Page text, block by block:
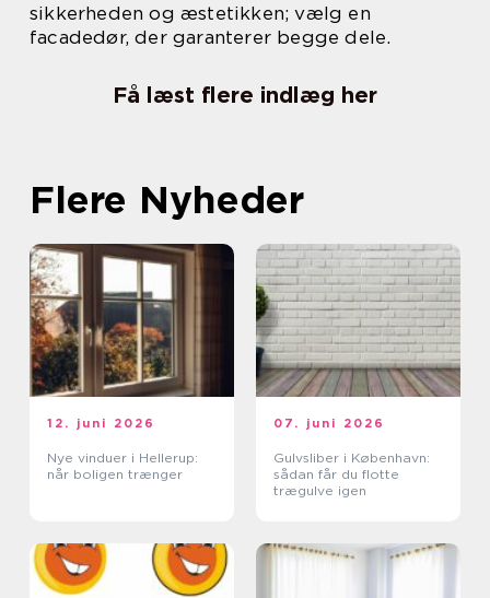
sikkerheden og æstetikken; vælg en
facadedør, der garanterer begge dele.
Få læst flere indlæg her
Flere Nyheder
12. juni 2026
Nye vinduer i Hellerup:
når boligen trænger
07. juni 2026
Gulvsliber i København:
sådan får du flotte
trægulve igen